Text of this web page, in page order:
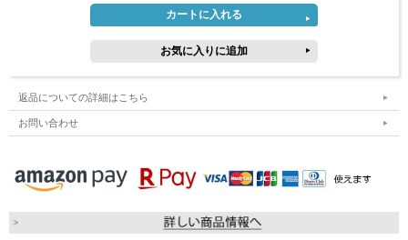
返品についての詳細はこちら
お問い合わせ